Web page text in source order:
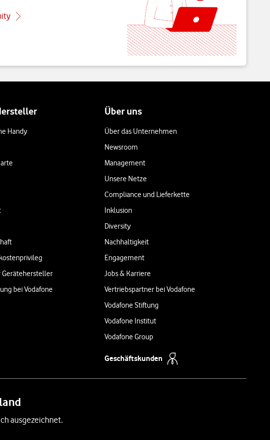
Handy
bei Vodafone
Über uns
Über das Unternehmen
Newsroom
Management
Unsere Netze
Compliance und Lieferkette
Inklusion
Diversity
Nachhaltigkeit
Engagement
Jobs & Karriere
Vertriebspartner bei Vodafone
Vodafone Stiftung
Vodafone Institut
Vodafone Group
Geschäftskunden
ausgezeichnet.